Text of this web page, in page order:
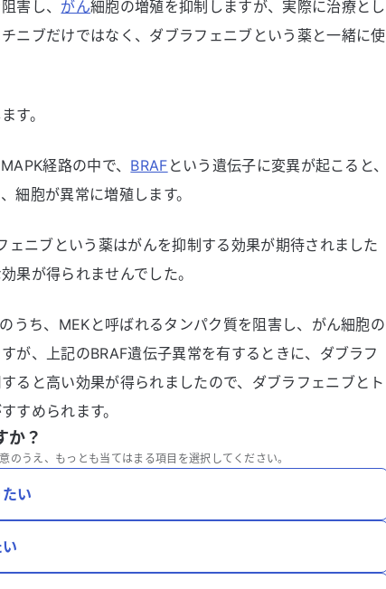
害し、 がん細胞の増殖を抑制しますが、実際に治療とし
ニブだけではなく、ダブラフェニブという薬と一緒に使
す。
経路の中で、 BRAF という遺伝子に変異が起こると、
細胞が異常に増殖します。
ェニブという薬はがんを抑制する効果が期待されました
果が得られませんでした。
うち、MEKと呼ばれるタンパク質を阻害し、がん細胞の
が、上記のBRAF遺伝子異常を有するときに、ダブラフ
ると高い効果が得られましたので、ダブラフェニブとト
すめられます。
か？
のうえ、もっとも当てはまる項目を選択してください。
い